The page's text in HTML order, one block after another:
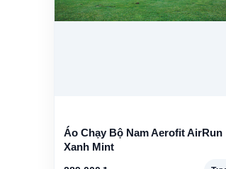
Áo Chạy Bộ Nam Aerofit AirRun
Xanh Mint